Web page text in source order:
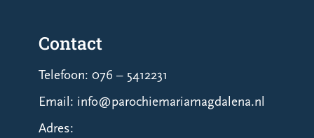
Contact
Telefoon: 076 – 5412231
Email: info@parochiemariamagdalena.nl
Adres: